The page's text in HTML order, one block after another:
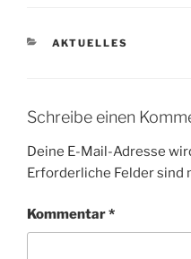
KATEGORIEN
AKTUELLES
Schreibe einen
Deine E-Mail-Adresse
Erforderliche Felder sind
Kommentar*